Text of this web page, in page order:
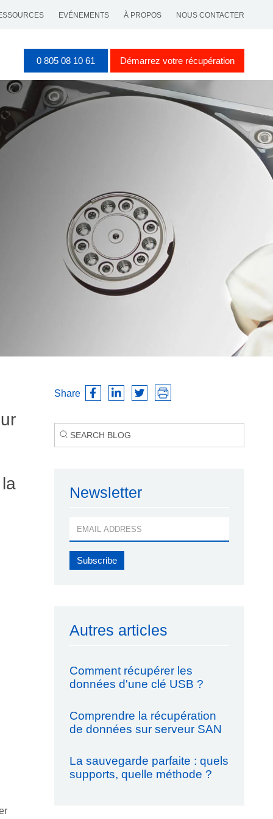
EVÉNEMENTS À PROPOS NOUS CONTACTER
0 805 08 10 61 Démarrez votre récupération
Share
Newsletter
Autres articles
Comment récupérer les
données d'une clé USB ?
Comprendre la récupération
de données sur serveur SAN
La sauvegarde parfaite : quels
supports, quelle méthode ?